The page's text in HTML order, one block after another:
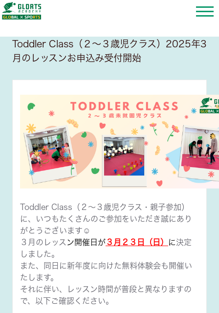
Toddler Class（２〜３歳児クラス）2025年3
月のレッスンお申込み受付開始
Toddler Class（２〜３歳児クラス・親子参加）
に、いつもたくさんのご参加をいただき誠にあり
がとうございます☺️
３月のレッス ン開催日が３月２３日（日） に決定
しました。
また、同日に新年度に向けた無料体験会も開催い
たします。
それに伴い、レッスン時間が普段と異なりますの
で、以下ご確認ください。